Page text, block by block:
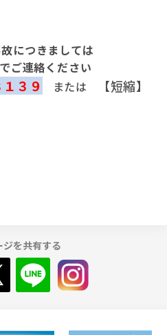
につきましては
ご連絡ください
３９ または
【短縮】
ジを共有する